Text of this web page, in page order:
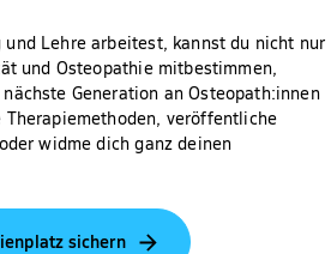
und Lehre arbeitest, kannst du nicht nur
und Osteopathie mitbestimmen,
Generation an Osteopath:innen
veröffentliche
widme dich ganz deinen
sichern